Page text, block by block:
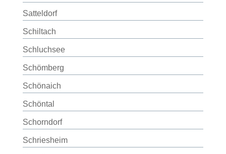
Satteldorf
Schiltach
Schluchsee
Schömberg
Schönaich
Schöntal
Schorndorf
Schriesheim